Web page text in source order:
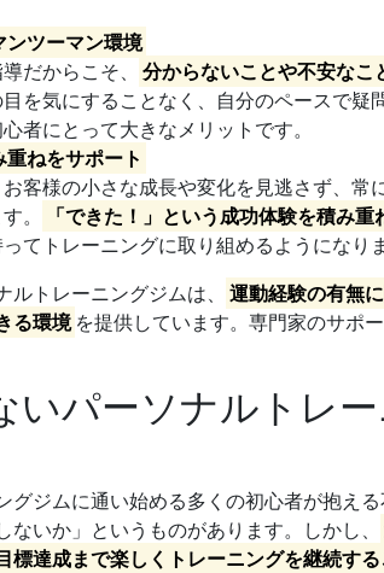
ンツーマン環境
だからこそ、
分からないことや不安なこ
を気にすることなく、自分のペースで疑
者にとって大きなメリットです。
ねをサポート
お客様の小さな成長や変化を見逃さず、常
。
「できた！」という成功体験を積み重
てトレーニングに取り組めるようになりま
ルトレーニングジムは、
運動経験の有無
る環境 を提供しています。専門家のサポ
いパーソナルトレ
グジムに通い始める多くの初心者が抱え
ないか」というものがあります。しかし、
標達成まで楽しくトレーニングを継続す